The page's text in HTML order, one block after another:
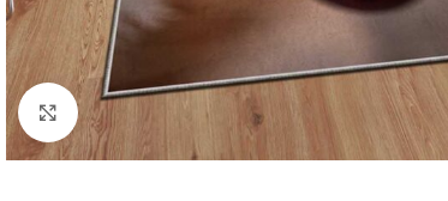
Kliknite za uvećanje